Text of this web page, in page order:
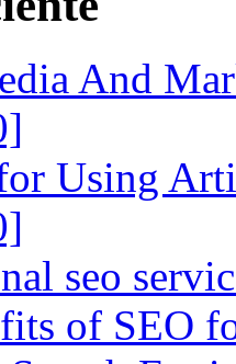
And
Using
seo
of SEO